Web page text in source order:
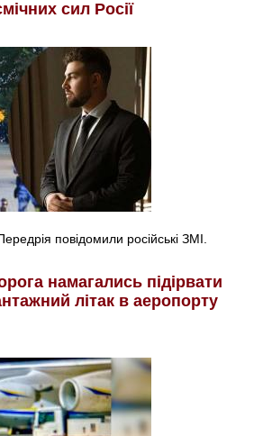
сил Росії
повідомили російські ЗМІ.
намагались підірвати
літак в аеропорту